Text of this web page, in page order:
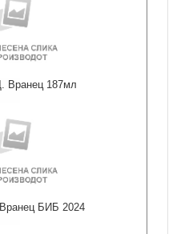
Вранец 187мл
БИБ 2024